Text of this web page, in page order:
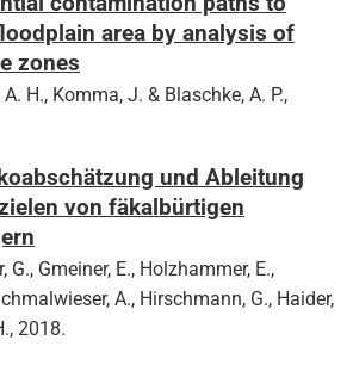
area by analysis of
zones
H., Komma, J. & Blaschke, A. P.,
und Ableitung
von fäkalbürtigen
G., Gmeiner, E., Holzhammer, E.,
A., Hirschmann, G., Haider,
2018.